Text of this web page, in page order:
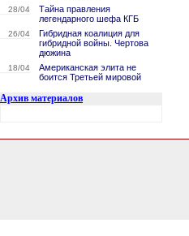
28/04
Тайна правления
легендарного шефа КГБ
26/04
Гибридная коалиция для
гибридной войны. Чертова
дюжина
18/04
Американская элита не
боится Третьей мировой
Архив материалов